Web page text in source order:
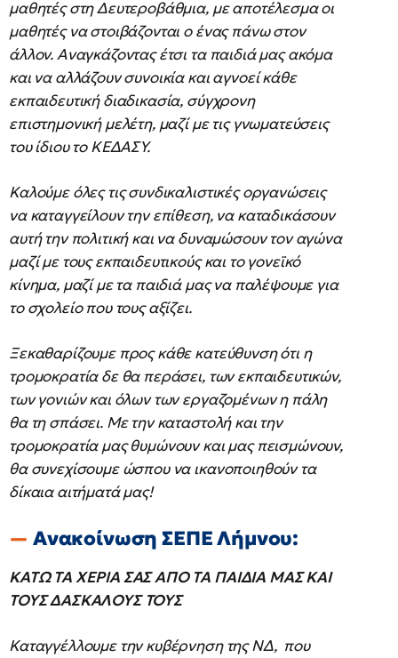
μαθητές στη Δευτεροβάθμια, με αποτέλεσμα οι
μαθητές να στοιβάζονται ο ένας πάνω στον
άλλον. Αναγκάζοντας έτσι τα παιδιά μας ακόμα
και να αλλάζουν συνοικία και αγνοεί κάθε
εκπαιδευτική διαδικασία, σύγχρονη
επιστημονική μελέτη, μαζί με τις γνωματεύσεις
του ίδιου το ΚΕΔΑΣΥ.
Καλούμε όλες τις συνδικαλιστικές οργανώσεις
να καταγγείλουν την επίθεση, να καταδικάσουν
αυτή την πολιτική και να δυναμώσουν τον αγώνα
μαζί με τους εκπαιδευτικούς και το γονεϊκό
κίνημα, μαζί με τα παιδιά μας να παλέψουμε για
το σχολείο που τους αξίζει.
Ξεκαθαρίζουμε προς κάθε κατεύθυνση ότι η
τρομοκρατία δε θα περάσει, των εκπαιδευτικών,
των γονιών και όλων των εργαζομένων η πάλη
θα τη σπάσει. Με την καταστολή και την
τρομοκρατία μας θυμώνουν και μας πεισμώνουν,
θα συνεχίσουμε ώσπου να ικανοποιηθούν τα
δίκαια αιτήματά μας!
Ανακοίνωση ΣΕΠΕ Λήμνου:
ΚΑΤΩ ΤΑ ΧΕΡΙΑ ΣΑΣ ΑΠΟ ΤΑ ΠΑΙΔΙΑ ΜΑΣ ΚΑΙ
ΤΟΥΣ ΔΑΣΚΑΛΟΥΣ ΤΟΥΣ
Καταγγέλλουμε την κυβέρνηση της ΝΔ, που